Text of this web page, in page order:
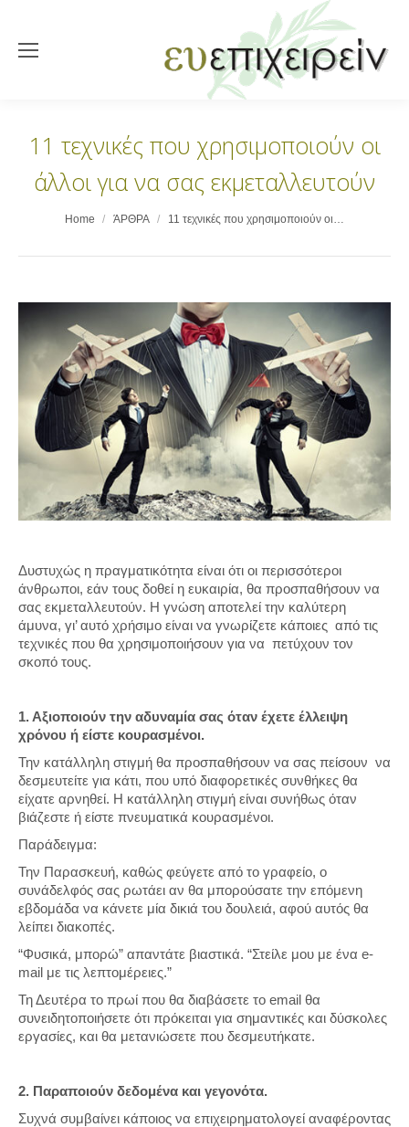
11 τεχνικές που χρησιμοποιούν οι
άλλοι για να σας εκμεταλλευτούν
You are here:
Home ΆΡΘΡΑ 11 τεχνικές που χρησιμοποιούν οι…
Δυστυχώς η πραγματικότητα είναι ότι οι περισσότεροι
άνθρωποι, εάν τους δοθεί η ευκαιρία, θα προσπαθήσουν να
σας εκμεταλλευτούν. Η γνώση αποτελεί την καλύτερη
άμυνα, γι’ αυτό χρήσιμο είναι να γνωρίζετε κάποιες από τις
τεχνικές που θα χρησιμοποιήσουν για να πετύχουν τον
σκοπό τους.
1. Αξιοποιούν την αδυναμία σας όταν έχετε έλλειψη
χρόνου ή είστε κουρασμένοι.
Την κατάλληλη στιγμή θα προσπαθήσουν να σας πείσουν να
δεσμευτείτε για κάτι, που υπό διαφορετικές συνθήκες θα
είχατε αρνηθεί. Η κατάλληλη στιγμή είναι συνήθως όταν
βιάζεστε ή είστε πνευματικά κουρασμένοι.
Παράδειγμα:
Την Παρασκευή, καθώς φεύγετε από το γραφείο, ο
συνάδελφός σας ρωτάει αν θα μπορούσατε την επόμενη
εβδομάδα να κάνετε μία δικιά του δουλειά, αφού αυτός θα
λείπει διακοπές.
“Φυσικά, μπορώ” απαντάτε βιαστικά. “Στείλε μου με ένα e-
mail με τις λεπτομέρειες.”
Τη Δευτέρα το πρωί που θα διαβάσετε το email θα
συνειδητοποιήσετε ότι πρόκειται για σημαντικές και δύσκολες
εργασίες, και θα μετανιώσετε που δεσμευτήκατε.
2. Παραποιούν δεδομένα και γεγονότα.
Συχνά συμβαίνει κάποιος να επιχειρηματολογεί αναφέροντας